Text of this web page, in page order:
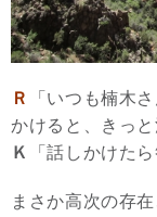
Ｒ
「いつも楠木
かけると、きっ
Ｋ
「話しかけた
まさか高次の存